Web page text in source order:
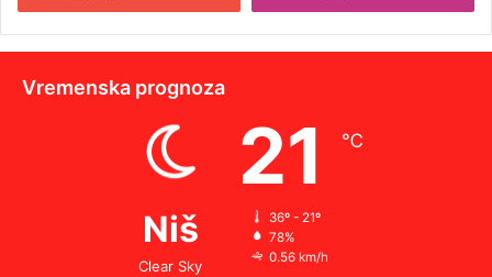
Vremenska prognoza
Niš
Clear Sky
21 ℃
36º - 21º
78%
0.56 km/h